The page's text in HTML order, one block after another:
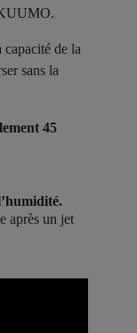
de la
sans la
45
après un jet